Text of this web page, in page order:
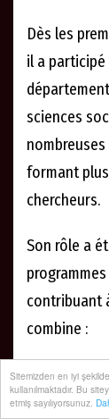
Sitemizden en iyi
kullanılmaktadır. Bu
etmiş sayılıyorsunuz.
Dès les
il a
sciences
formant
chercheurs.
Son rôle a
contribuant
combine :
l’histoire